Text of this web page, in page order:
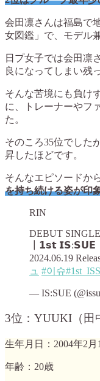
会田凛さんは福島で
女図鑑」で、モデル
日プ女子では会田凛
良になってしまい残
そんな苦境にも負け
に、トレーナーやフ
た。
そのころ35位でした
昇したほどです。
そんなエピソードか
を持ち続ける姿が印
RIN
DEBUT SINGLE
┃𝟭𝘀𝘁 𝗜𝗦:𝗦𝗨𝗘┃
2024.06.19
ュ #이슈
— IS:SUE
3位：YUUKI（田
生年月日：2004年2月
年齢：20歳